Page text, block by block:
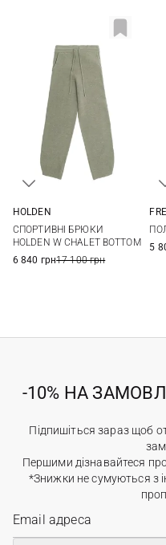
HOLDEN
СПОРТИВНІ БРЮКИ
HOLDEN W CHALET BOTTOM
6 840 грн17 100 грн
5
-10% НА
Підпишіться зараз щоб
Першими дізнавайтеся
*Знижки не сумуються з